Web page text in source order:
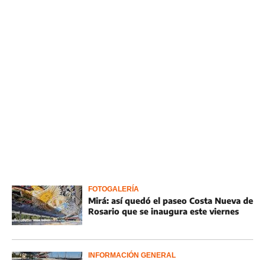
FOTOGALERÍA
Mirá: así quedó el paseo Costa Nueva de
Rosario que se inaugura este viernes
INFORMACIÓN GENERAL